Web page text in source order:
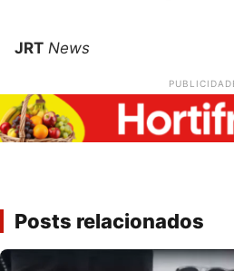
JRT News
Posts relacionados